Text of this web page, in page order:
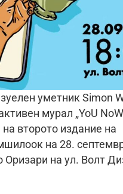
уметник Simon
мурал „YoU
на второто издание на
на 28.
Оризари на ул. Волт